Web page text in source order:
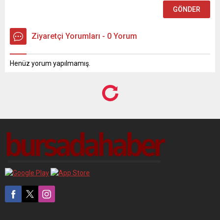
Ziyaretçi Yorumları - 0 Yorum
Henüz yorum yapılmamış.
ABD’den Küba’ya yönelik
yeni iddianame
Paylaş